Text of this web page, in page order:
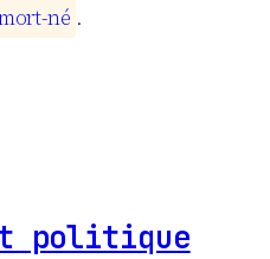
ort-né .
politique